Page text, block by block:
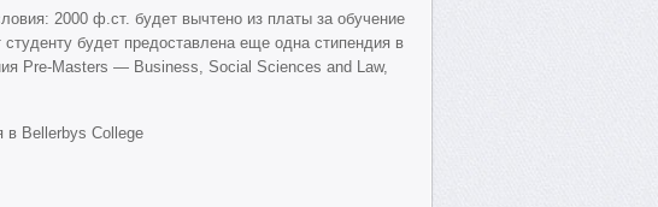
2000 ф.ст. будет вычтено из платы за обучение
будет предоставлена еще одна стипендия в
Pre-Masters — Business, Social Sciences and Law,
в Bellerbys College